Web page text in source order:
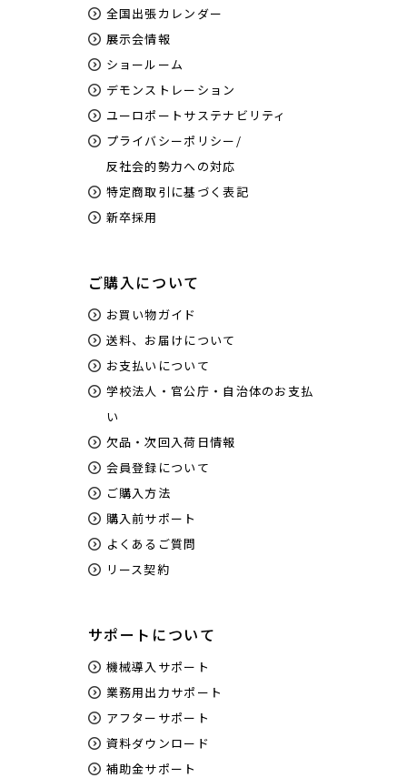
全国出張カレンダー
展示会情報
ショールーム
デモンストレーション
ユーロポートサステナビリティ
プライバシーポリシー/
反社会的勢力への対応
特定商取引に基づく表記
新卒採用
ご購入について
お買い物ガイド
送料、お届けについて
お支払いについて
学校法人・官公庁・自治体のお支払
い
欠品・次回入荷日情報
会員登録について
ご購入方法
購入前サポート
よくあるご質問
リース契約
サポートについて
機械導入サポート
業務用出力サポート
アフターサポート
資料ダウンロード
補助金サポート